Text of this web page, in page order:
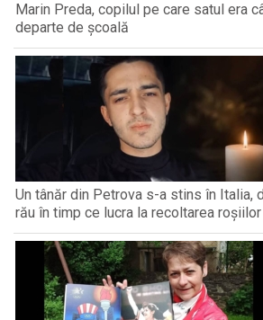
Marin Preda, copilul pe care satul era
departe de școală
Un tânăr din Petrova s-a stins în Italia,
rău în timp ce lucra la recoltarea roșiilor